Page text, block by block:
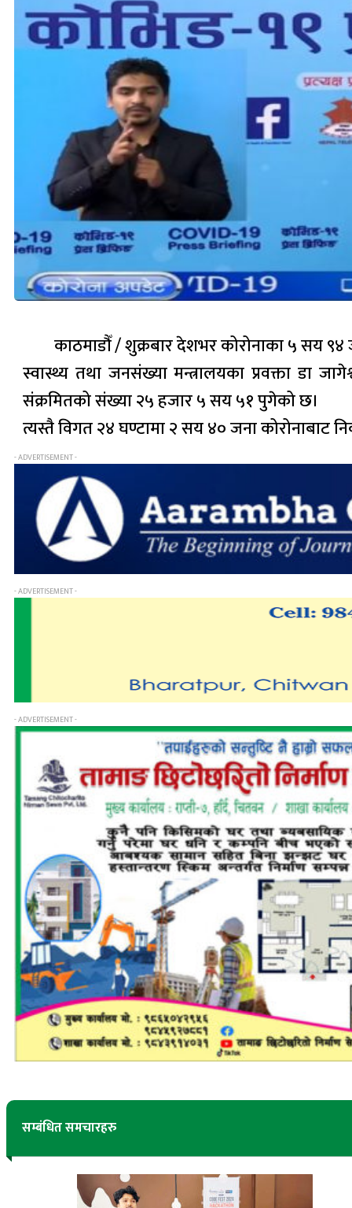
काठमाडौँ / शुक्रबार देशभर कोरोनाका ५ सय
स्वास्थ्य तथा जनसंख्या मन्त्रालयका प्रवक्ता डा
संक्रमितको संख्या २५ हजार ५ सय ५१ पुगेको छ।
त्यस्तै विगत २४ घण्टामा २ सय ४० जना कोरोनाबाट
- ADVERTISEMENT -
- ADVERTISEMENT -
- ADVERTISEMENT -
सम्बंधित समचारहरु